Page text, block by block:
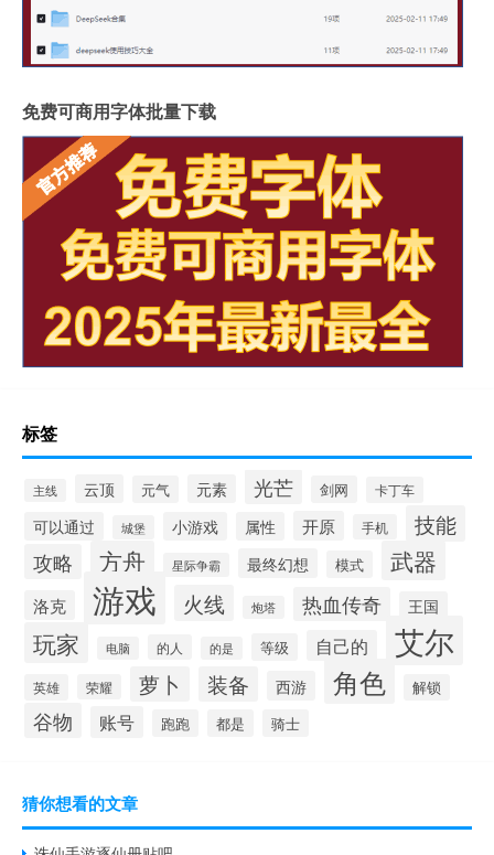
免费可商用字体批量下载
标签
主线 云顶 元气 元素 光芒 剑网 卡丁车
可以通过 城堡 小游戏 属性 开原 手机 技能
攻略 方舟 星际争霸 最终幻想 模式 武器
洛克 游戏 火线 炮塔 热血传奇 王国
玩家 电脑 的人 的是 等级 自己的 艾尔
英雄 荣耀 萝卜 装备 西游 角色 解锁
谷物 账号 跑跑 都是 骑士
猜你想看的文章